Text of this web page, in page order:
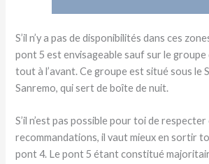
S’il n’y a pas de disponibilités dans ces
pont 5 est envisageable sauf sur le groupe
tout à l’avant. Ce groupe est situé sous le
Sanremo, qui sert de boîte de nuit.
S’il n’est pas possible pour toi de respecter
recommandations, il vaut mieux en sortir
pont 4. Le pont 5 étant constitué